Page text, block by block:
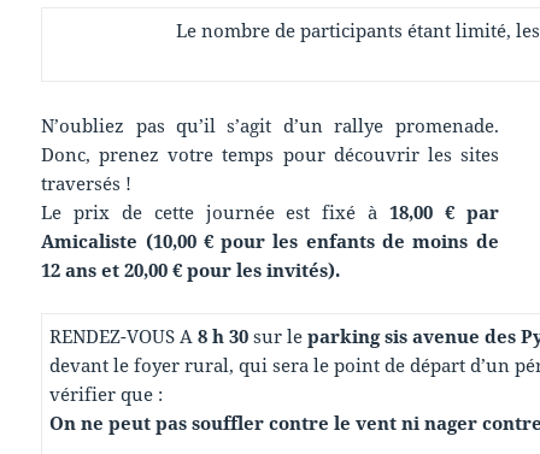
Le nombre de participants étant limité,
N’oubliez pas qu’il s’agit d’un rallye promenade.
Donc, prenez votre temps pour découvrir les sites
traversés !
Le prix de cette journée est fixé à 18,00 € par
Amicaliste (10,00 € pour les enfants de moins de
12 ans et 20,00 € pour les invités).
RENDEZ-VOUS A8 h 30 sur leparking sis avenue des
devant le foyer rural, qui sera le point de départ d’un
vérifier que :
On ne peut pas souffler contre le vent ni nager